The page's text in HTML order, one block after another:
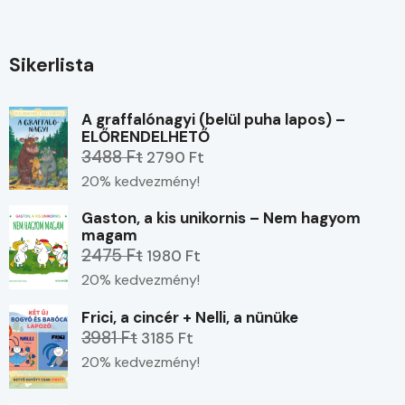
Sikerlista
A graffalónagyi (belül puha lapos) –
ELŐRENDELHETŐ
3488 Ft 2790 Ft
20% kedvezmény!
Gaston, a kis unikornis – Nem hagyom
magam
2475 Ft 1980 Ft
20% kedvezmény!
Frici, a cincér + Nelli, a nünüke
3981 Ft 3185 Ft
20% kedvezmény!